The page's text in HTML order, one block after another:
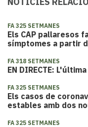
FA 325 SETMANES
​Els CAP pallaresos
símptomes a partir
FA 318 SETMANES
EN DIRECTE:
FA 325 SETMANES
Els casos de
estables amb dos
FA 325 SETMANES